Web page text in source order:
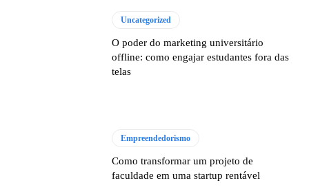
Uncategorized
O poder do marketing universitário
offline: como engajar estudantes fora das
telas
Empreendedorismo
Como transformar um projeto de
faculdade em uma startup rentável